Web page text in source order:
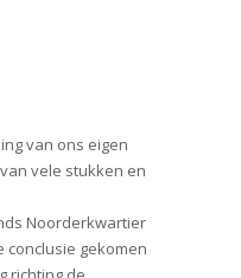
van ons eigen
vele stukken en
Noorderkwartier
conclusie gekomen